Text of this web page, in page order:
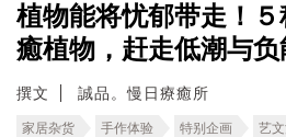
植物能将忧郁带走！
癒植物，赶走低潮与负
撰文 誠品。慢日療癒所
家居杂货 手作体验 特别企画 艺